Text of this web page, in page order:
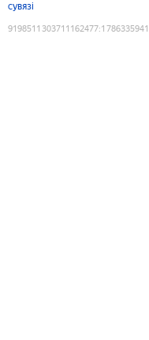
сувязі
9198511303711162477:1786335941